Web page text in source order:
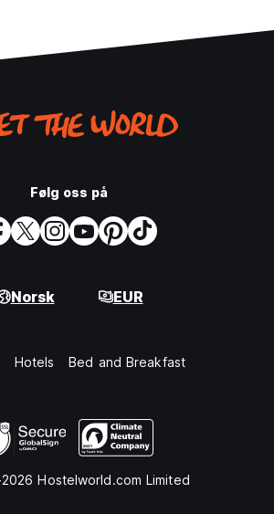
Følg oss på
Norsk EUR
Hotels Bed and Breakfast
Hostelworld.com Limited